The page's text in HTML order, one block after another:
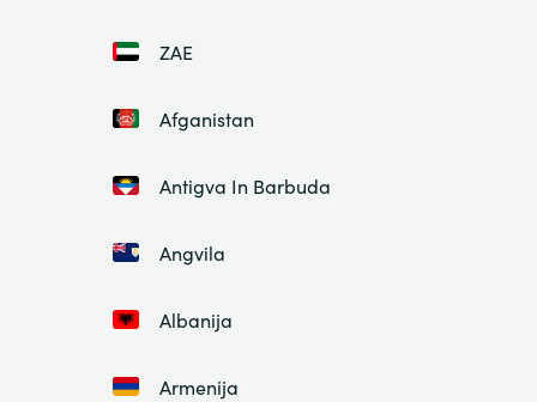
ZAE
Afganistan
Antigva In Barbuda
Angvila
Albanija
Armenija